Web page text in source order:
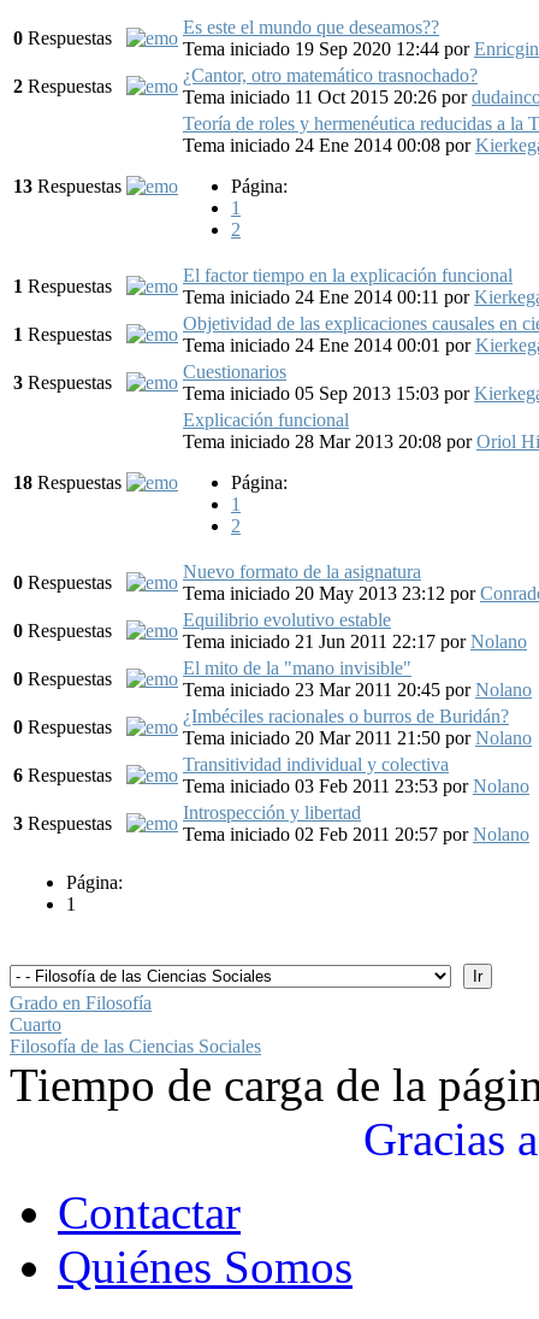
0 Respuestas
Es este el mundo que deseamos??
Tema iniciado 19 Sep 2020 12:44 por
2 Respuestas
¿Cantor, otro matemático trasnochado?
Tema iniciado 11 Oct 2015 20:26 por
13 Respuestas
Teoría de roles y hermenéutica reducidas a la
Tema iniciado 24 Ene 2014 00:08 por
Página:
1
2
1 Respuestas
El factor tiempo en la explicación funcional
Tema iniciado 24 Ene 2014 00:11 por
1 Respuestas
Objetividad de las explicaciones causales en
Tema iniciado 24 Ene 2014 00:01 por
3 Respuestas
Cuestionarios
Tema iniciado 05 Sep 2013 15:03 por
18 Respuestas
Explicación funcional
Tema iniciado 28 Mar 2013 20:08 porOriol
Página:
1
2
0 Respuestas
Nuevo formato de la asignatura
Tema iniciado 20 May 2013 23:12 por
0 Respuestas
Equilibrio evolutivo estable
Tema iniciado 21 Jun 2011 22:17 porNolano
0 Respuestas
El mito de la "mano invisible"
Tema iniciado 23 Mar 2011 20:45 porNolano
0 Respuestas
¿Imbéciles racionales o burros de Buridán?
Tema iniciado 20 Mar 2011 21:50 porNolano
6 Respuestas
Transitividad individual y colectiva
Tema iniciado 03 Feb 2011 23:53 porNolano
3 Respuestas
Introspección y libertad
Tema iniciado 02 Feb 2011 20:57 porNolano
Página:
1
Grado en Filosofía
Cuarto
Filosofía de las Ciencias Sociales
Tiempo de carga de la
Gracias a
Contactar
Quiénes Somos